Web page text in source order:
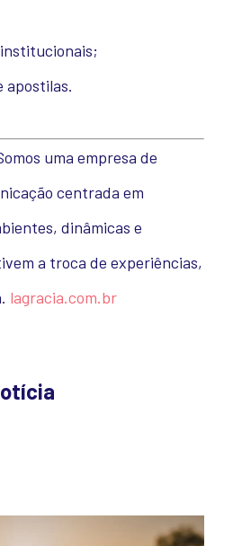
apostilas.
uma empresa de
centrada em
dinâmicas e
a troca de experiências,
lagracia.com.br